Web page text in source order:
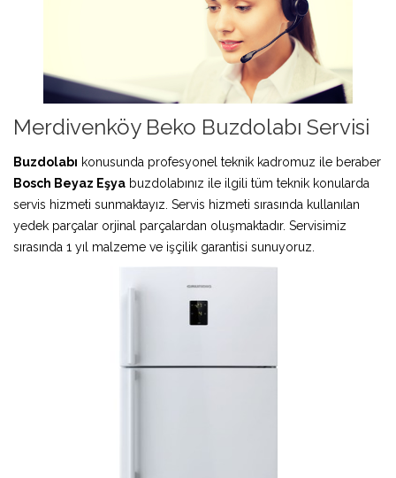
Merdivenköy Beko Buzdolabı Servisi
Buzdolabı konusunda profesyonel teknik kadromuz ile beraber
Bosch Beyaz Eşya buzdolabınız ile ilgili tüm teknik konularda
servis hizmeti sunmaktayız. Servis hizmeti sırasında kullanılan
yedek parçalar orjinal parçalardan oluşmaktadır. Servisimiz
sırasında 1 yıl malzeme ve işçilik garantisi sunuyoruz.